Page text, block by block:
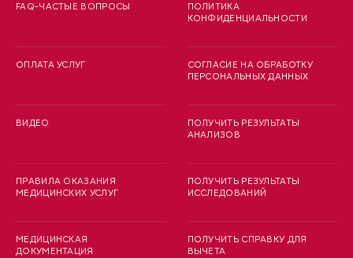
FAQ-ЧАСТЫЕ ВОПРОСЫ
ОПЛАТА УСЛУГ
ВИДЕО
ПРАВИЛА ОКАЗАНИЯ
МЕДИЦИНСКИХ УСЛУГ
МЕДИЦИНСКАЯ
ДОКУМЕНТАЦИЯ
ПОЛИТИКА
КОНФИДЕНЦИАЛЬНОСТИ
СОГЛАСИЕ НА ОБРАБОТКУ
ПЕРСОНАЛЬНЫХ ДАННЫХ
ПОЛУЧИТЬ РЕЗУЛЬТАТЫ
АНАЛИЗОВ
ПОЛУЧИТЬ РЕЗУЛЬТАТЫ
ИССЛЕДОВАНИЙ
ПОЛУЧИТЬ СПРАВКУ ДЛЯ
ВЫЧЕТА